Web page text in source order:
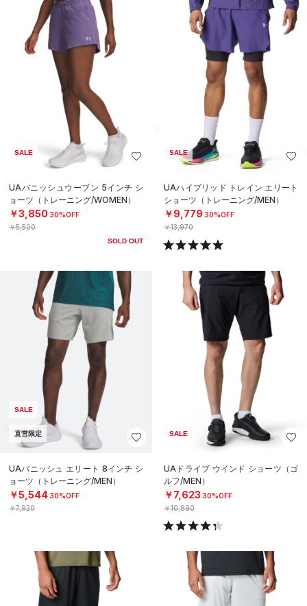
SALE
UAバニッシュウーブン 5インチ シ
ョーツ（トレーニング/WOMEN）
￥3,850 30%OFF
￥5,500
SOLD OUT
SALE
UAハイブリッド トレイン エリート
ショーツ（トレーニング/MEN）
￥9,779 30%OFF
￥13,970
SALE
直営限定
UAバニッシュ エリート 8インチ シ
ョーツ（トレーニング/MEN）
￥5,54430%OFF
￥7,920
SALE
UAドライブ ウインド ショーツ（ゴ
ルフ/MEN）
￥7,623 30%OFF
￥10,890